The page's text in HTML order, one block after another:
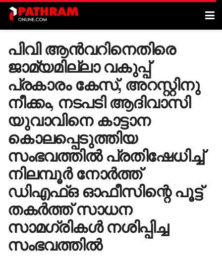
പിവി ആൻവറിനെതിരെ
ജാമ്യമില്ലാ വകുപ്പ്
പ്രകാരം കേസ്, അറസ്റ്റിനു
നീക്കം, നടപടി ആദിവാസി
യുവാവിനെ കാട്ടാന
കൊലപ്പെടുത്തിയ
സംഭവത്തിൽ പ്രതിഷേധിച്ച്
നിലമ്പൂർ നോർത്ത്
ഡിഎഫ്ഒ ഓഫീസിന്റെ പൂട്ട്
തകർത്ത് സാധന
സാമഗ്രികൾ നശിപ്പിച്ച
സംഭവത്തിൽ